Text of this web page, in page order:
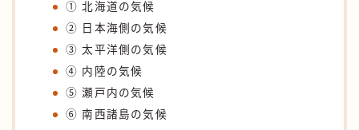
① 北海道の気候
② 日本海側の気候
③ 太平洋側の気候
④ 内陸の気候
⑤ 瀬戸内の気候
⑥ 南西諸島の気候